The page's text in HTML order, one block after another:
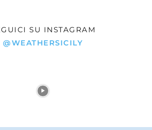
SU INSTAGRAM
@WEATHERSICILY